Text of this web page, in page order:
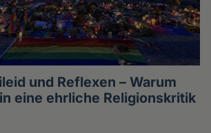
und Reflexen – Warum
eine ehrliche Religionskritik